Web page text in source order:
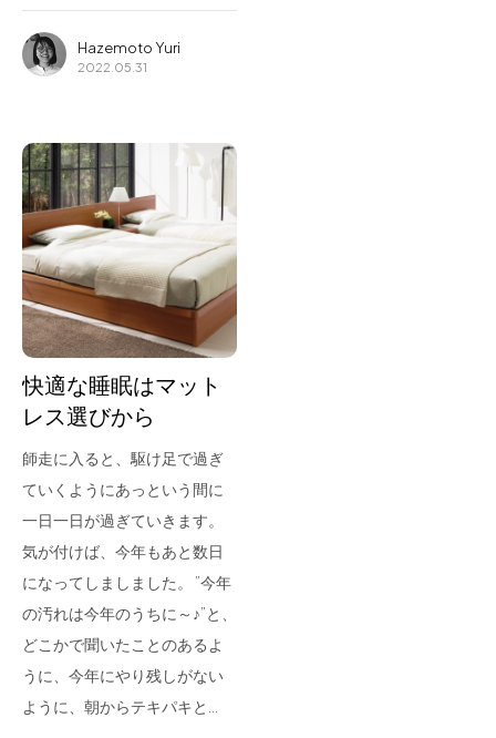
Hazemoto Yuri
2022.05.31
快適な睡眠はマット
レス選びから
師走に入ると、駆け足で過ぎ
ていくようにあっという間に
一日一日が過ぎていきます。
気が付けば、今年もあと数日
になってしましました。 ”今年
の汚れは今年のうちに～♪”と、
どこかで聞いたことのあるよ
うに、今年にやり残しがない
ように、朝からテキパキと…